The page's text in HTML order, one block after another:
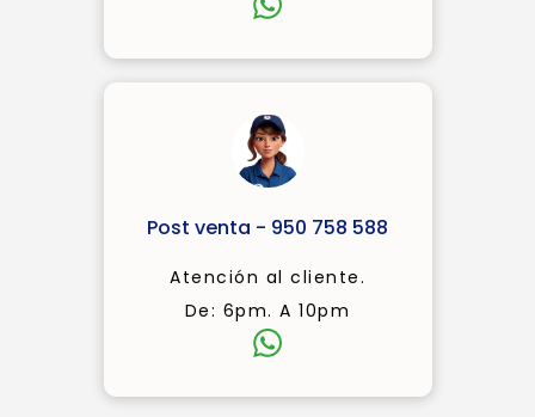
Post venta - 950 758 588
Atención al cliente.
De: 6pm. A 10pm